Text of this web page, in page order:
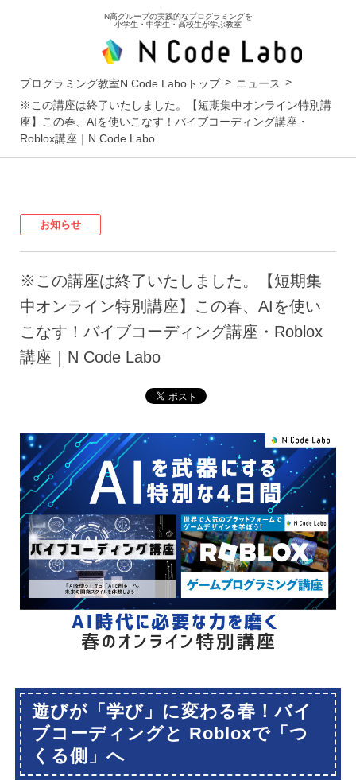
N高グループの実践的なプログラミングを
小学生・中学生・高校生が学ぶ教室
プログラミング教室N Code Laboトップ
ニュース
※この講座は終了いたしました。【短期集中オンライン特別講
座】この春、AIを使いこなす！バイブコーディング講座・
Roblox講座｜N Code Labo
お知らせ
※この講座は終了いたしました。【短期集
中オンライン特別講座】この春、AIを使い
こなす！バイブコーディング講座・Roblox
講座｜N Code Labo
遊びが「学び」に変わる春！バイ
ブコーディングと Robloxで「つ
くる側」へ